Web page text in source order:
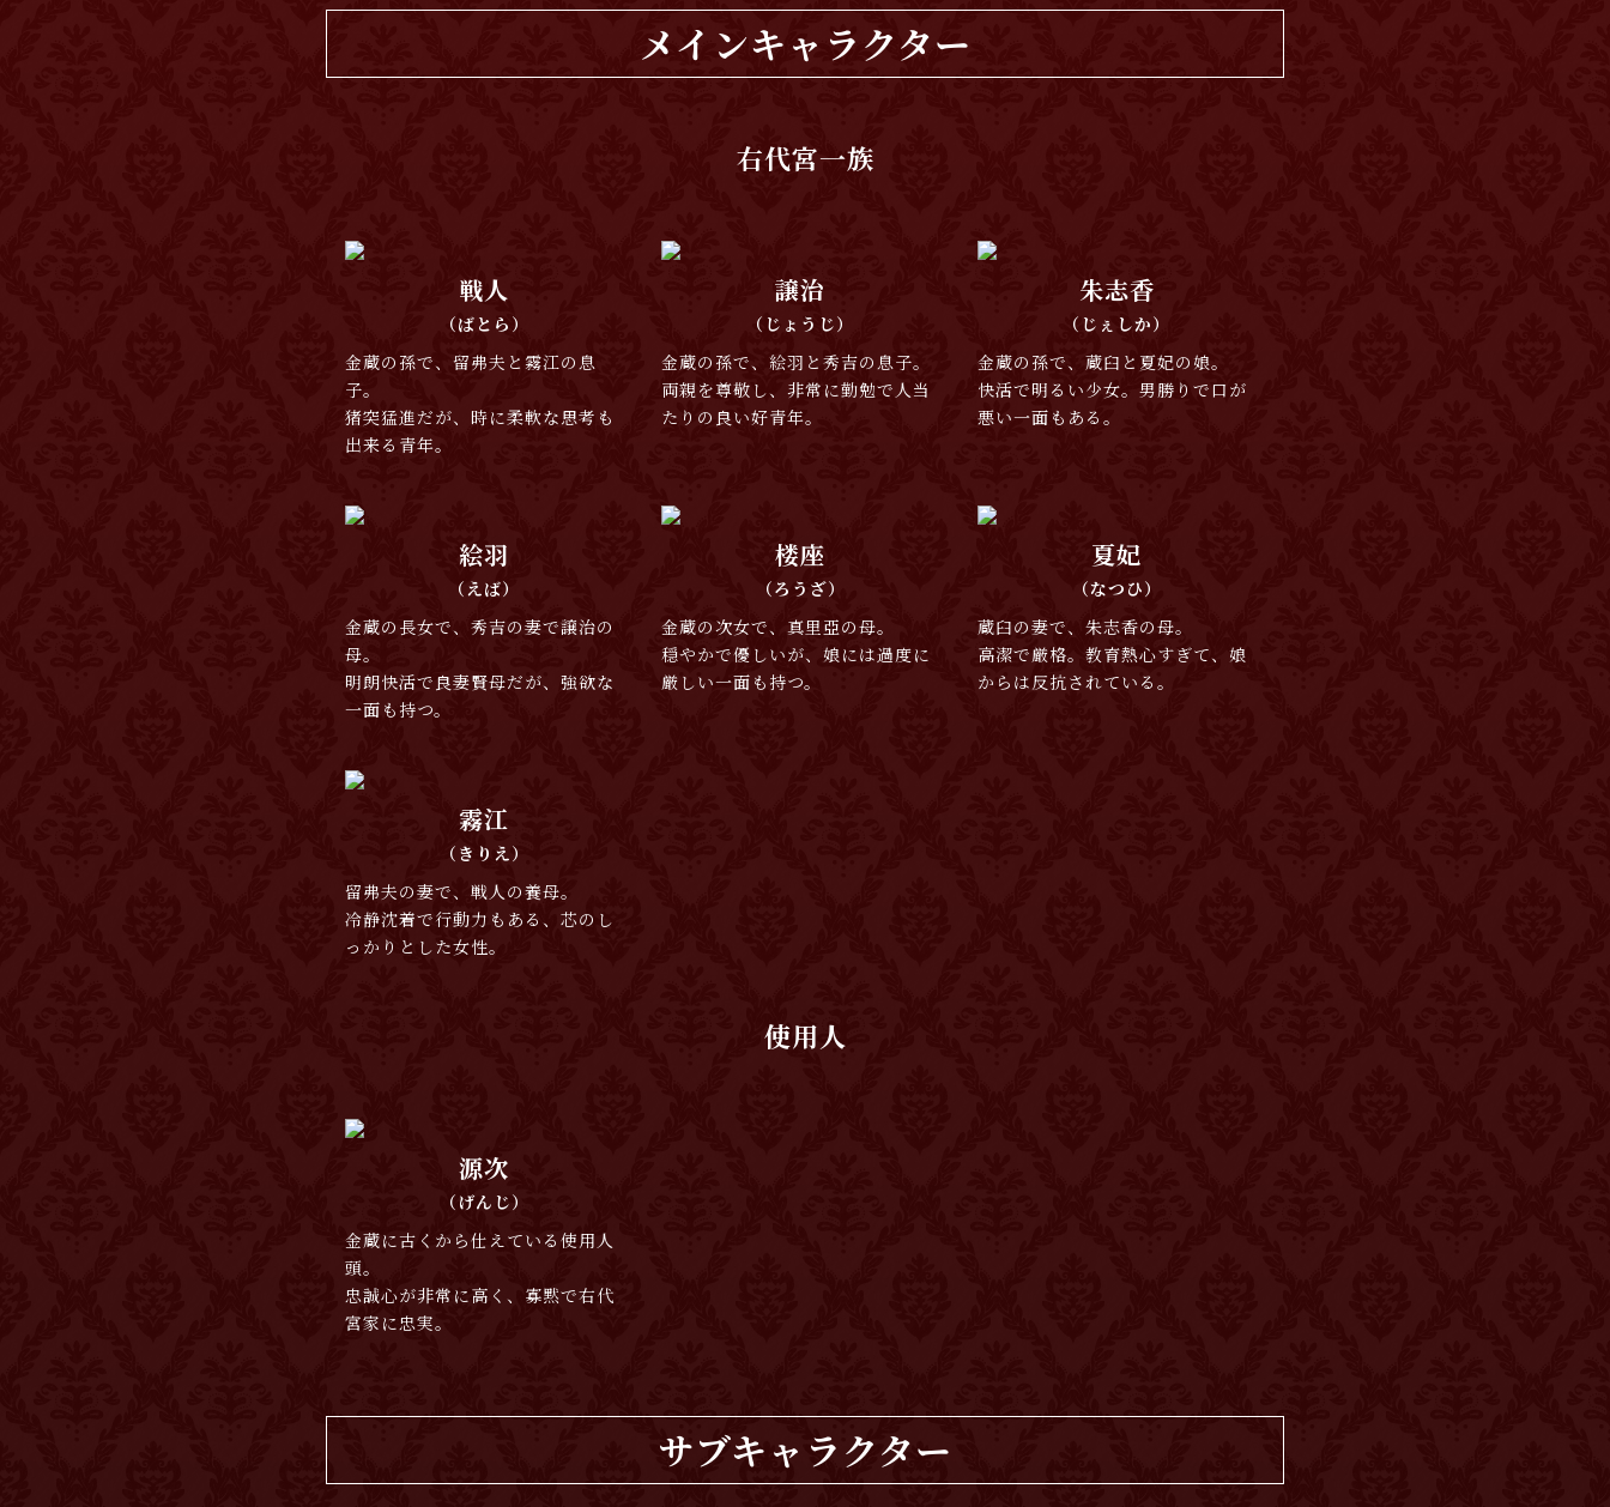
メインキャラクター
右代宮一族
戦人
（ばとら）
金蔵の孫で、留弗夫と霧江の息
子。
猪突猛進だが、時に柔軟な思考も
出来る青年。
譲治
（じょうじ）
金蔵の孫で、絵羽と秀吉の息子。
両親を尊敬し、非常に勤勉で人当
たりの良い好青年。
朱志香
（じぇしか）
金蔵の孫で、蔵臼と夏妃の娘。
快活で明るい少女。男勝りで口が
悪い一面もある。
絵羽
（えば）
金蔵の長女で、秀吉の妻で譲治の
母。
明朗快活で良妻賢母だが、強欲な
一面も持つ。
楼座
（ろうざ）
金蔵の次女で、真里亞の母。
穏やかで優しいが、娘には過度に
厳しい一面も持つ。
夏妃
（なつひ）
蔵臼の妻で、朱志香の母。
高潔で厳格。教育熱心すぎて、娘
からは反抗されている。
霧江
（きりえ）
留弗夫の妻で、戦人の養母。
冷静沈着で行動力もある、芯のし
っかりとした女性。
使用人
源次
（げんじ）
金蔵に古くから仕えている使用人
頭。
忠誠心が非常に高く、寡黙で右代
宮家に忠実。
サブキャラクター